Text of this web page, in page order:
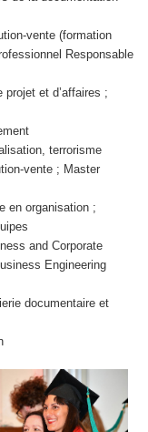
vente (formation
Responsable
et d’affaires ;
terrorisme
vente ; Master
en organisation ;
and Corporate
Engineering
documentaire et